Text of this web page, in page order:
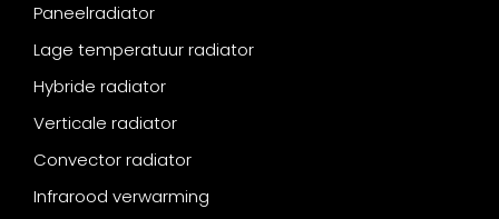
Paneelradiator
Lage temperatuur radiator
Hybride radiator
Verticale radiator
Convector radiator
Infrarood verwarming